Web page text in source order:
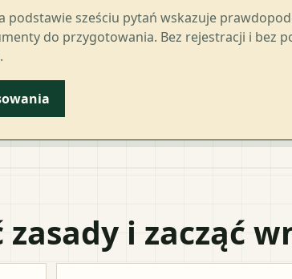
podstawie sześciu pytań wskazuje
do przygotowania. Bez rejestracji i bez
i zacząć